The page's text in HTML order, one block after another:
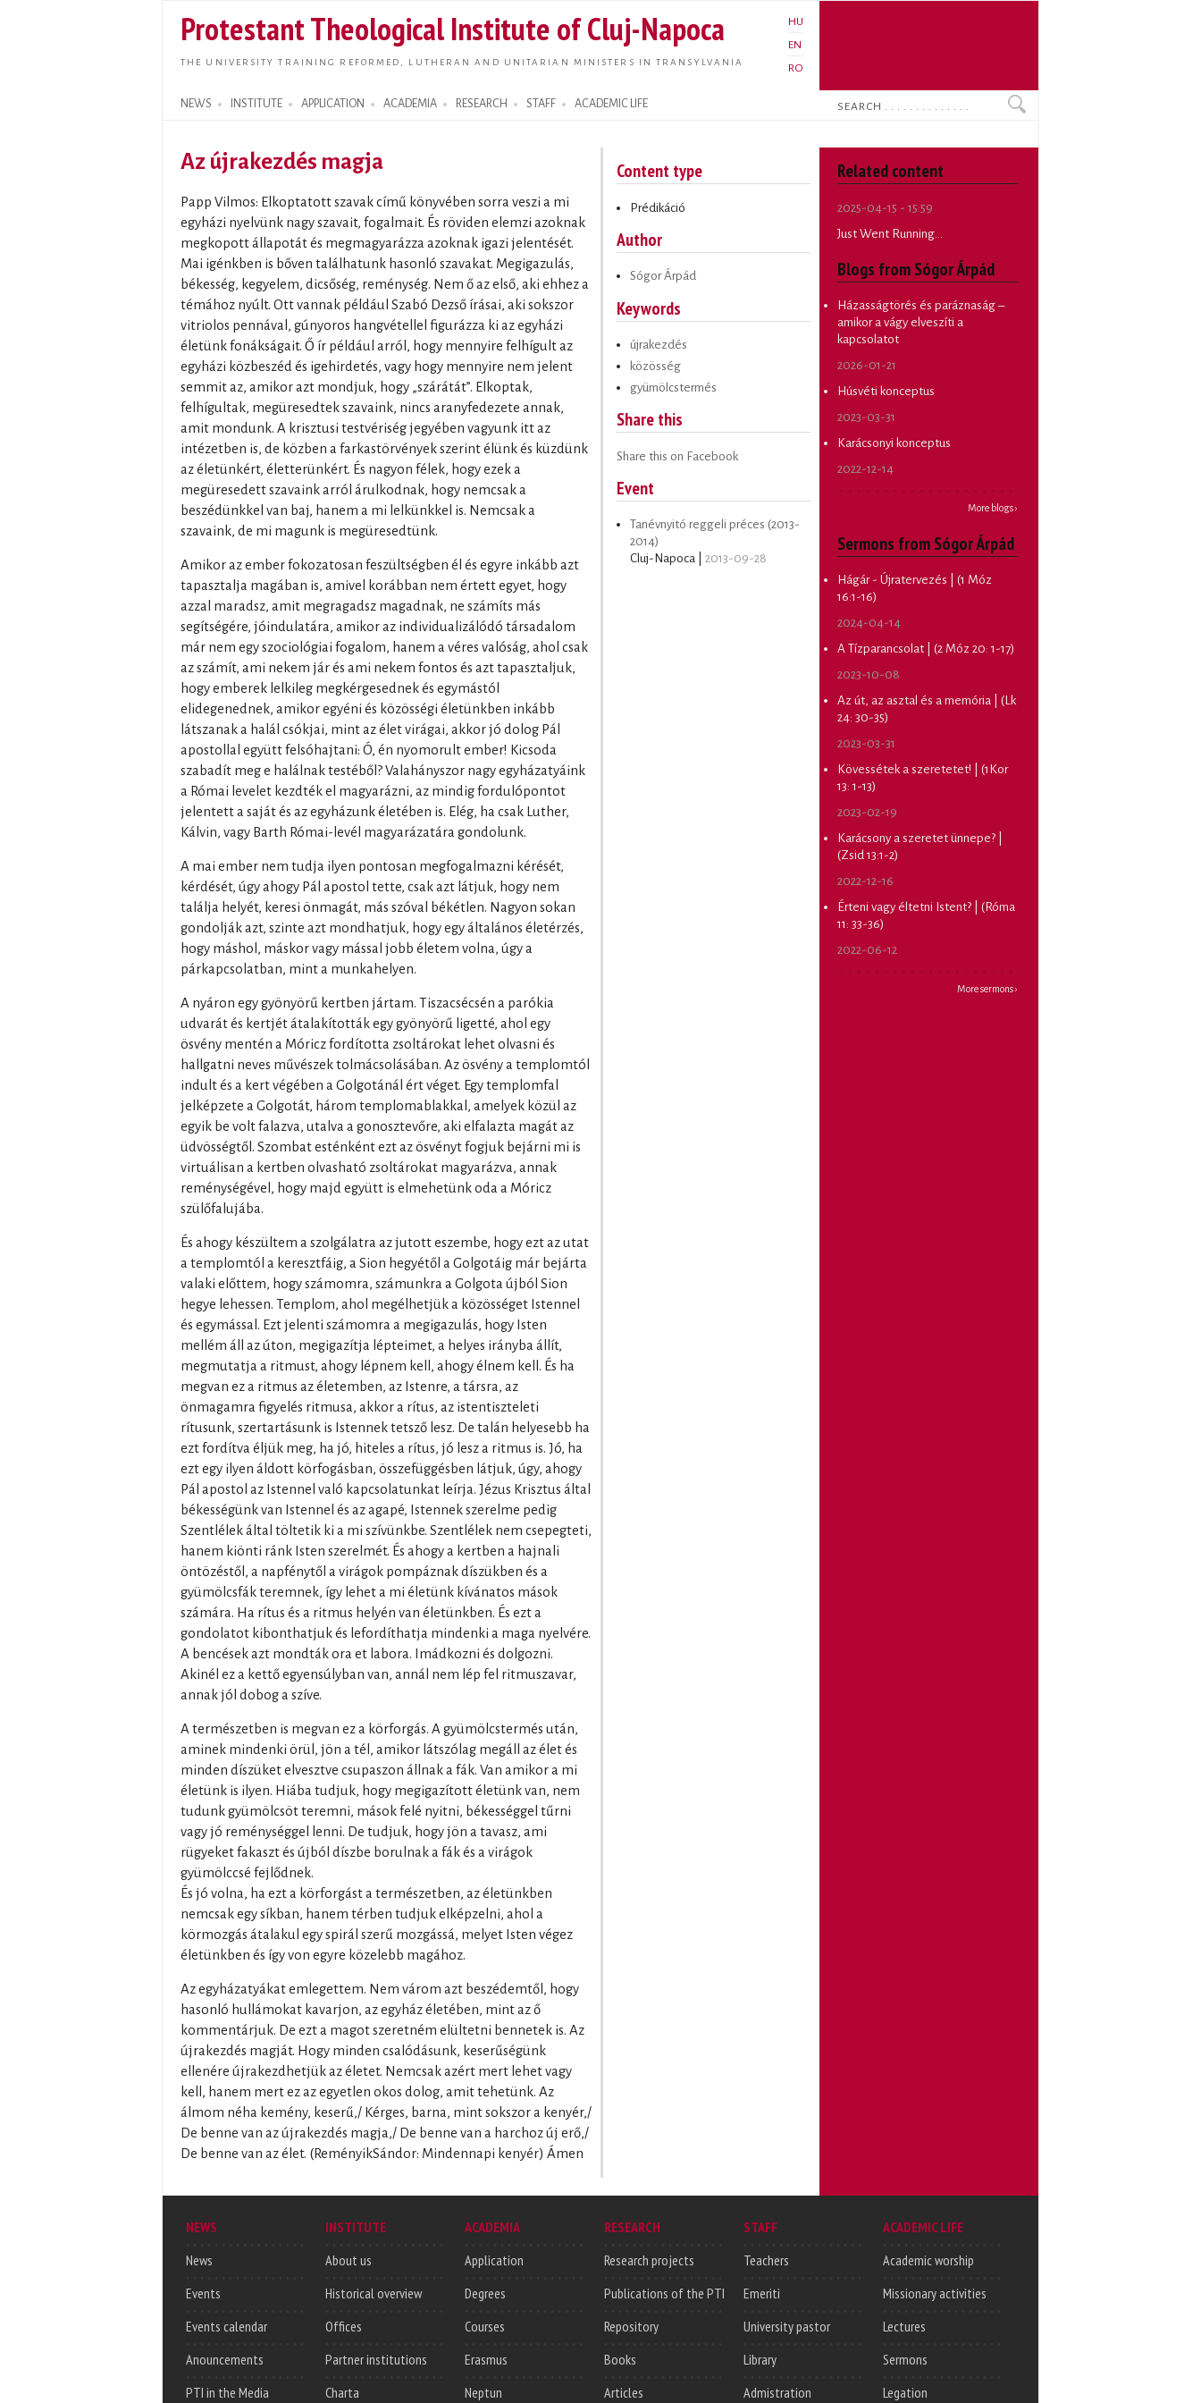
main
content
Protestant Theological Institute of Cluj-Napoca
THE UNIVERSITY TRAINING REFORMED, LUTHERAN AND UNITARIAN MINISTERS IN TRANSYLVANIA
HU
EN
RO
NEWS INSTITUTE APPLICATION ACADEMIA RESEARCH STAFF ACADEMIC LIFE
Search form
Search
Az újrakezdés magja
Papp Vilmos: Elkoptatott szavak című könyvében sorra veszi a mi
egyházi nyelvünk nagy szavait, fogalmait. És röviden elemzi azoknak
megkopott állapotát és megmagyarázza azoknak igazi jelentését.
Mai igénkben is bőven találhatunk hasonló szavakat. Megigazulás,
békesség, kegyelem, dicsőség, reménység. Nem ő az első, aki ehhez a
témához nyúlt. Ott vannak például Szabó Dezső írásai, aki sokszor
vitriolos pennával, gúnyoros hangvétellel figurázza ki az egyházi
életünk fonákságait. Ő ír például arról, hogy mennyire felhígult az
egyházi közbeszéd és igehirdetés, vagy hogy mennyire nem jelent
semmit az, amikor azt mondjuk, hogy „szárátát”. Elkoptak,
felhígultak, megüresedtek szavaink, nincs aranyfedezete annak,
amit mondunk. A krisztusi testvériség jegyében vagyunk itt az
intézetben is, de közben a farkastörvények szerint élünk és küzdünk
az életünkért, életterünkért. És nagyon félek, hogy ezek a
megüresedett szavaink arról árulkodnak, hogy nemcsak a
beszédünkkel van baj, hanem a mi lelkünkkel is. Nemcsak a
szavaink, de mi magunk is megüresedtünk.
Amikor az ember fokozatosan feszültségben él és egyre inkább azt
tapasztalja magában is, amivel korábban nem értett egyet, hogy
azzal maradsz, amit megragadsz magadnak, ne számíts más
segítségére, jóindulatára, amikor az individualizálódó társadalom
már nem egy szociológiai fogalom, hanem a véres valóság, ahol csak
az számít, ami nekem jár és ami nekem fontos és azt tapasztaljuk,
hogy emberek lelkileg megkérgesednek és egymástól
elidegenednek, amikor egyéni és közösségi életünkben inkább
látszanak a halál csókjai, mint az élet virágai, akkor jó dolog Pál
apostollal együtt felsóhajtani: Ó, én nyomorult ember! Kicsoda
szabadít meg e halálnak testéből? Valahányszor nagy egyházatyáink
a Római levelet kezdték el magyarázni, az mindig fordulópontot
jelentett a saját és az egyházunk életében is. Elég, ha csak Luther,
Kálvin, vagy Barth Római-levél magyarázatára gondolunk.
A mai ember nem tudja ilyen pontosan megfogalmazni kérését,
kérdését, úgy ahogy Pál apostol tette, csak azt látjuk, hogy nem
találja helyét, keresi önmagát, más szóval békétlen. Nagyon sokan
gondolják azt, szinte azt mondhatjuk, hogy egy általános életérzés,
hogy máshol, máskor vagy mással jobb életem volna, úgy a
párkapcsolatban, mint a munkahelyen.
A nyáron egy gyönyörű kertben jártam. Tiszacsécsén a parókia
udvarát és kertjét átalakították egy gyönyörű ligetté, ahol egy
ösvény mentén a Móricz fordította zsoltárokat lehet olvasni és
hallgatni neves művészek tolmácsolásában. Az ösvény a templomtól
indult és a kert végében a Golgotánál ért véget. Egy templomfal
jelképzete a Golgotát, három templomablakkal, amelyek közül az
egyik be volt falazva, utalva a gonosztevőre, aki elfalazta magát az
üdvösségtől. Szombat esténként ezt az ösvényt fogjuk bejárni mi is
virtuálisan a kertben olvasható zsoltárokat magyarázva, annak
reménységével, hogy majd együtt is elmehetünk oda a Móricz
szülőfalujába.
És ahogy készültem a szolgálatra az jutott eszembe, hogy ezt az utat
a templomtól a keresztfáig, a Sion hegyétől a Golgotáig már bejárta
valaki előttem, hogy számomra, számunkra a Golgota újból Sion
hegye lehessen. Templom, ahol megélhetjük a közösséget Istennel
és egymással. Ezt jelenti számomra a megigazulás, hogy Isten
mellém áll az úton, megigazítja lépteimet, a helyes irányba állít,
megmutatja a ritmust, ahogy lépnem kell, ahogy élnem kell. És ha
megvan ez a ritmus az életemben, az Istenre, a társra, az
önmagamra figyelés ritmusa, akkor a rítus, az istentiszteleti
rítusunk, szertartásunk is Istennek tetsző lesz. De talán helyesebb ha
ezt fordítva éljük meg, ha jó, hiteles a rítus, jó lesz a ritmus is. Jó, ha
ezt egy ilyen áldott körfogásban, összefüggésben látjuk, úgy, ahogy
Pál apostol az Istennel való kapcsolatunkat leírja. Jézus Krisztus által
békességünk van Istennel és az agapé, Istennek szerelme pedig
Szentlélek által töltetik ki a mi szívünkbe. Szentlélek nem csepegteti,
hanem kiönti ránk Isten szerelmét. És ahogy a kertben a hajnali
öntözéstől, a napfénytől a virágok pompáznak díszükben és a
gyümölcsfák teremnek, így lehet a mi életünk kívánatos mások
számára. Ha rítus és a ritmus helyén van életünkben. És ezt a
gondolatot kibonthatjuk és lefordíthatja mindenki a maga nyelvére.
A bencések azt mondták ora et labora. Imádkozni és dolgozni.
Akinél ez a kettő egyensúlyban van, annál nem lép fel ritmuszavar,
annak jól dobog a szíve.
A természetben is megvan ez a körforgás. A gyümölcstermés után,
aminek mindenki örül, jön a tél, amikor látszólag megáll az élet és
minden díszüket elvesztve csupaszon állnak a fák. Van amikor a mi
életünk is ilyen. Hiába tudjuk, hogy megigazított életünk van, nem
tudunk gyümölcsöt teremni, mások felé nyitni, békességgel tűrni
vagy jó reménységgel lenni. De tudjuk, hogy jön a tavasz, ami
rügyeket fakaszt és újból díszbe borulnak a fák és a virágok
gyümölccsé fejlődnek.
És jó volna, ha ezt a körforgást a természetben, az életünkben
nemcsak egy síkban, hanem térben tudjuk elképzelni, ahol a
körmozgás átalakul egy spirál szerű mozgássá, melyet Isten végez
életünkben és így von egyre közelebb magához.
Az egyházatyákat emlegettem. Nem várom azt beszédemtől, hogy
hasonló hullámokat kavarjon, az egyház életében, mint az ő
kommentárjuk. De ezt a magot szeretném elültetni bennetek is. Az
újrakezdés magját. Hogy minden csalódásunk, keserűségünk
ellenére újrakezdhetjük az életet. Nemcsak azért mert lehet vagy
kell, hanem mert ez az egyetlen okos dolog, amit tehetünk. Az
álmom néha kemény, keserű,/ Kérges, barna, mint sokszor a kenyér,/
De benne van az újrakezdés magja,/ De benne van a harchoz új erő,/
De benne van az élet. (ReményikSándor: Mindennapi kenyér) Ámen
Content type
Prédikáció
Author
Sógor Árpád
Keywords
újrakezdés
közösség
gyümölcstermés
Share this
Share this on Facebook
Event
Tanévnyitó reggeli préces (2013-
2014)
Cluj-Napoca | 2013-09-28
Related content
2025-04-15 - 15:59
Just Went Running...
Blogs from Sógor Árpád
Házasságtörés és paráznaság –
amikor a vágy elveszíti a
kapcsolatot
2026-01-21
Húsvéti konceptus
2023-03-31
Karácsonyi konceptus
2022-12-14
More blogs ›
Sermons from Sógor Árpád
Hágár - Újratervezés | (1 Móz
16:1-16)
2024-04-14
A Tízparancsolat | (2 Móz 20: 1-17)
2023-10-08
Az út, az asztal és a memória | (Lk
24: 30-35)
2023-03-31
Kövessétek a szeretetet! | (1Kor
13: 1-13)
2023-02-19
Karácsony a szeretet ünnepe? |
(Zsid 13:1-2)
2022-12-16
Érteni vagy éltetni Istent? | (Róma
11: 33-36)
2022-06-12
More sermons ›
NEWS
News
Events
Events calendar
Anouncements
PTI in the Media
INSTITUTE
About us
Historical overview
Offices
Partner institutions
Charta
ACADEMIA
Application
Degrees
Courses
Erasmus
Neptun
RESEARCH
Research projects
Publications of the PTI
Repository
Books
Articles
STAFF
Teachers
Emeriti
University pastor
Library
Admistration
ACADEMIC LIFE
Academic worship
Missionary activities
Lectures
Sermons
Legation